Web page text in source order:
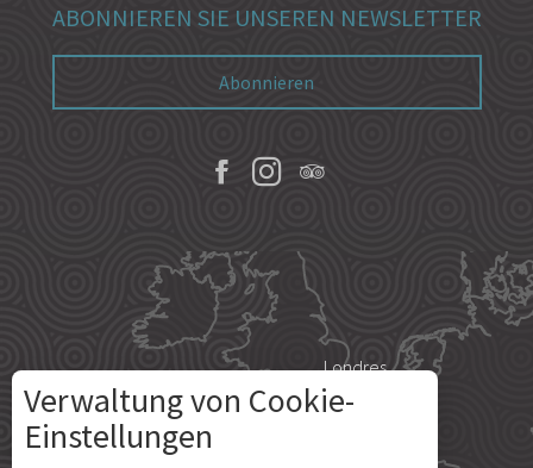
ABONNIEREN SIE UNSEREN NEWSLETTER
Abonnieren
Londres
Verwaltung von Cookie-
Einstellungen